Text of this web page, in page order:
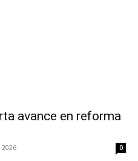
avance en reforma
0